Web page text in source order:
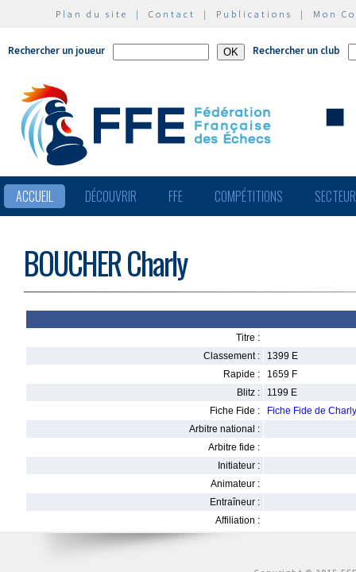
Plan du site | Contact | Publications | Mon
Rechercher un joueur Rechercher un club
ACCUEIL DÉCOUVRIR FFE COMPÉTITIONS
BOUCHER Charly
Titre :
Classement :
1399 E
Rapide :
1659 F
Blitz :
1199 E
Fiche Fide :
Fiche Fide de
Arbitre national :
Arbitre fide :
Initiateur :
Animateur :
Entraîneur :
Affiliation :